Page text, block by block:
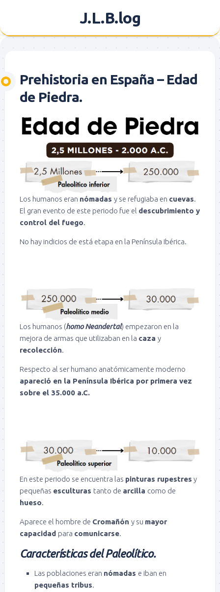
contenido
J.L.B.log
Prehistoria en España – Edad
de Piedra.
Los humanos eran nómadas y se refugiaba en cuevas.
El gran evento de este periodo fue el descubrimiento y
control del fuego.
No hay indicios de está etapa en la Península Ibérica.
Los humanos (homo Neandertal) empezaron en la
mejora de armas que utilizaban en la caza y
recolección.
Respecto al ser humano anatómicamente moderno
apareció en la Península Ibérica por primera vez
sobre el 35.000 a.C.
En este periodo se encuentra las pinturas rupestres y
pequeñas esculturas tanto de arcilla como de
hueso.
Aparece el hombre de Cromañón y su mayor
capacidad para comunicarse.
Características del Paleolítico.
Las poblaciones eran nómadas e iban en
pequeñas tribus.